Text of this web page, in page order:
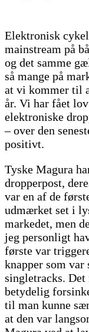
Elektronisk
mainstream på
og det samme
så mange på
at vi kommer til
år. Vi har fået
elektroniske
– over den
positivt.
Tyske Magura
dropperpost,
var en af de
udmærket set i
markedet, men
jeg personligt
første var
knapper som var
singletracks. Det
betydelig
til man kunne
at den var